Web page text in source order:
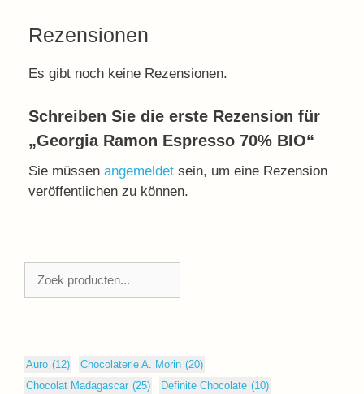
Rezensionen
Es gibt noch keine Rezensionen.
Schreiben Sie die erste Rezension für
„Georgia Ramon Espresso 70% BIO“
Sie müssen angemeldet sein, um eine Rezension
veröffentlichen zu können.
Auro (12) Chocolaterie A. Morin (20)
Chocolat Madagascar (25) Definite Chocolate (10)